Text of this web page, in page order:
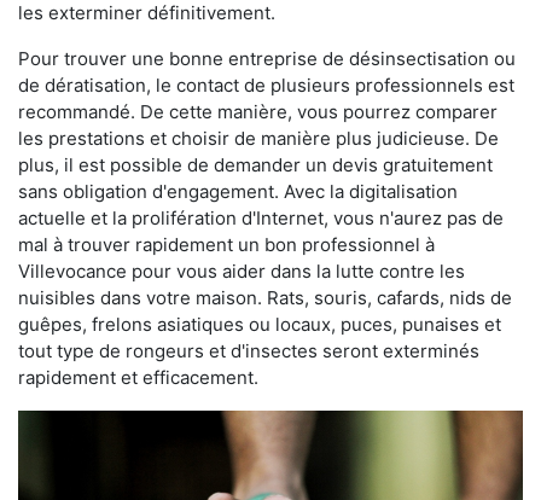
les exterminer définitivement.
Pour trouver une bonne entreprise de désinsectisation ou
de dératisation, le contact de plusieurs professionnels est
recommandé. De cette manière, vous pourrez comparer
les prestations et choisir de manière plus judicieuse. De
plus, il est possible de demander un devis gratuitement
sans obligation d'engagement. Avec la digitalisation
actuelle et la prolifération d'Internet, vous n'aurez pas de
mal à trouver rapidement un bon professionnel à
Villevocance pour vous aider dans la lutte contre les
nuisibles dans votre maison. Rats, souris, cafards, nids de
guêpes, frelons asiatiques ou locaux, puces, punaises et
tout type de rongeurs et d'insectes seront exterminés
rapidement et efficacement.